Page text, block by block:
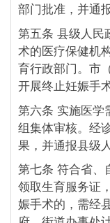
部门批准，并通
第五条 县级人民
术的医疗保健机
育行政部门。市
开展终止妊娠手
第六条 实施医学
组集体审核。经
果，并通报县级
第七条 符合省、
领取生育服务证
娠手术的，需经